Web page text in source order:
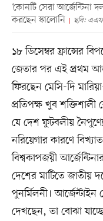
‘কোনটি সেরা
করছেন স্কালোনি
ছবি:
১৮ ডিসেম্বর ফ্রান্সের
জেতার পর এই প্রথম
ফিরছেন মেসি-দি
প্রতিপক্ষ খুব
যে দেশ ফুটবলীয়
নরিয়েগার কারণে
বিশ্বকাপজয়ী
দেশের মাটিতে জাতীয়
পুনর্মিলনী। আর্জেন্টাইন
দেখছেন, তা বোঝা